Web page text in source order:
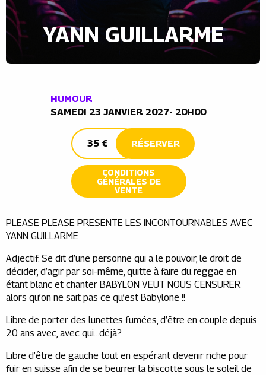
YANN GUILLARME
HUMOUR
SAMEDI 23 JANVIER 2027- 20H00
35 € RÉSERVER
CONDITIONS
GÉNÉRALES DE
VENTE
PLEASE PLEASE PRESENTE LES INCONTOURNABLES AVEC
YANN GUILLARME
Adjectif. Se dit d’une personne qui a le pouvoir, le droit de
décider, d’agir par soi-même, quitte à faire du reggae en
étant blanc et chanter BABYLON VEUT NOUS CENSURER
alors qu’on ne sait pas ce qu’est Babylone !!
Libre de porter des lunettes fumées, d’être en couple depuis
20 ans avec, avec qui…déjà?
Libre d’être de gauche tout en espérant devenir riche pour
fuir en suisse afin de se beurrer la biscotte sous le soleil de